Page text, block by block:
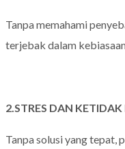
Tanpa memahami
terjebak dalam
2.STRES DAN
Tanpa solusi yang tepat,